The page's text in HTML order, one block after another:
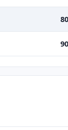
80
90